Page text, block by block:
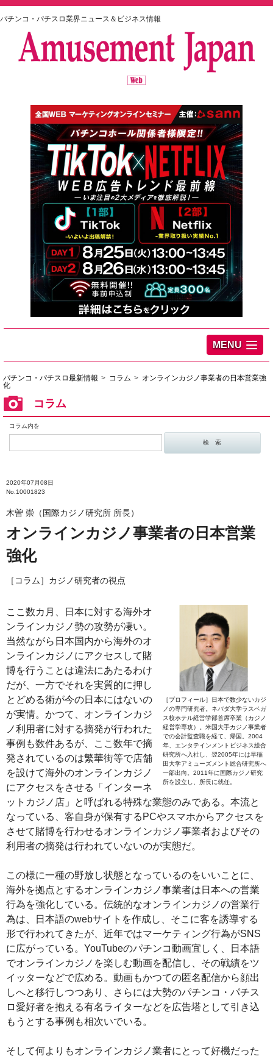
パチンコ・パチスロ業界ニュース＆ビジネス情報
MENU
パチンコ・パチスロ最新情報 コラム
オンラインカジノ事業者の日本営業強
化
コラム
コラム内を
2020年07月08日
No.10001823
木曽 崇（国際カジノ研究所 所長）
オンラインカジノ事業者の日本営業
強化
［コラム］カジノ研究者の視点
［プロフィール］日本で数少ないカジ
ノの専門研究者。ネバダ大学ラスベガ
ス校ホテル経営学部首席卒業（カジノ
経営学専攻）。米国大手カジノ事業者
での会計監査職を経て、帰国。2004
年、エンタテインメントビジネス総合
研究所へ入社し、翌2005年には早稲
田大学アミューズメント総合研究所へ
一部出向。2011年に国際カジノ研究
所を設立し、所長に就任。
ここ数カ月、日本に対する海外オ
ンラインカジノ勢の攻勢が凄い。
当然ながら日本国内から海外のオ
ンラインカジノにアクセスして賭
博を行うことは違法にあたるわけ
だが、一方でそれを実質的に押し
とどめる術が今の日本にはないの
が実情。かつて、オンラインカジ
ノ利用者に対する摘発が行われた
事例も数件あるが、ここ数年で摘
発されているのは繁華街等で店舗
を設けて海外のオンラインカジノ
にアクセスをさせる「インターネ
ットカジノ店」と呼ばれる特殊な業態のみである。本流と
なっている、客自身が保有するPCやスマホからアクセスを
させて賭博を行わせるオンラインカジノ事業者およびその
利用者の摘発は行われていないのが実態だ。
この様に一種の野放し状態となっているのをいいことに、
海外を拠点とするオンラインカジノ事業者は日本への営業
行為を強化している。伝統的なオンラインカジノの営業行
為は、日本語のwebサイトを作成し、そこに客を誘導する
形で行われてきたが、近年ではマーケティング行為がSNS
に広がっている。YouTubeのパチンコ動画宜しく、日本語
でオンラインカジノを楽しむ動画を配信し、その戦績をツ
イッターなどで広める。動画もかつての匿名配信から顔出
しへと移行しつつあり、さらには大勢のパチンコ・パチス
ロ愛好者を抱える有名ライターなどを広告塔として引き込
もうとする事例も相次いでいる。
そして何よりもオンラインカジノ業者にとって好機だった